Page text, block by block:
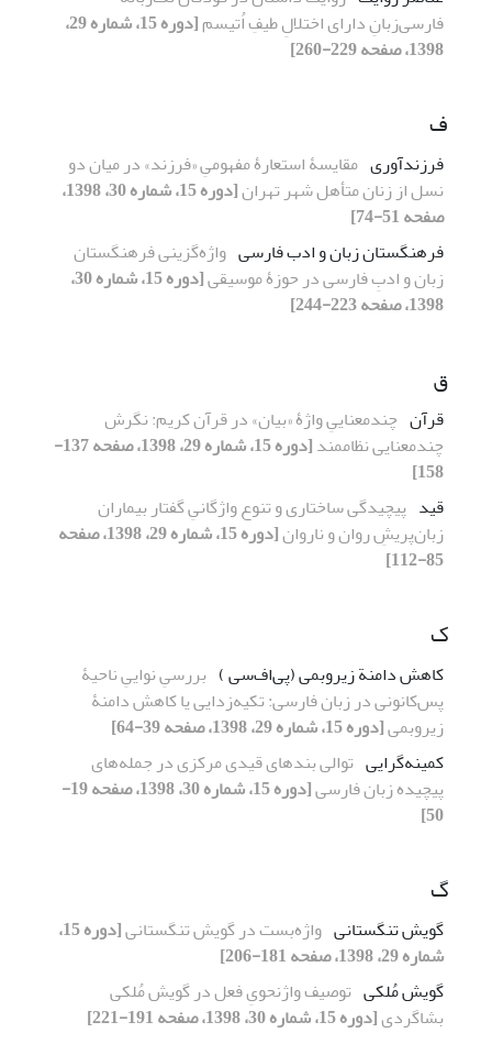
فارسی‌زبانِ دارای ‌اختلالِ طیفِ اُتیسم
[دوره 15، شماره 29،
1398، صفحه 229-260]
ف
فرزندآوری مقایسۀ استعارۀ مفهومیِ «فرزند» در میان دو
نسل از زنان متأهل شهر تهران
[دوره 15، شماره 30، 1398،
صفحه 51-74]
فرهنگستان زبان و ادب فارسی واژه‌گزینی فرهنگستان
زبان و ادبِ فارسی در حوزۀ موسیقی
[دوره 15، شماره 30،
1398، صفحه 223-244]
ق
قرآن چندمعناییِ واژۀ «بیان» در قرآن کریم: نگرش
چندمعنایی نظام‏مند
[دوره 15، شماره 29، 1398، صفحه 137-
158]
قید پیچیدگی ساختاری و تنوع واژگانیِ گفتار بیماران
زبان‌پریشِ روان و ناروان
[دوره 15، شماره 29، 1398، صفحه
85-112]
ک
کاهش دامنة زیروبمی (پی‌اف‌سی ) بررسیِ نواییِ ناحیۀ
پس‌کانونی در زبان فارسی: تکیه‌زدایی یا کاهش دامنۀ
زیروبمی[دوره 15، شماره 29، 1398، صفحه 39-64]
کمینه‌گرایی توالی بندهای قیدی مرکزی در جمله‌های
پیچیده زبان فارسی
[دوره 15، شماره 30، 1398، صفحه 19-
50]
گ
گویش تنگستانی واژه‌بست در گویش تنگستانی
[دوره 15،
شماره 29، 1398، صفحه 181-206]
گویش مُلکی توصیف واژنحویِ فعل در گویش مُلکی
بشاگردی[دوره 15، شماره 30، 1398، صفحه 191-221]